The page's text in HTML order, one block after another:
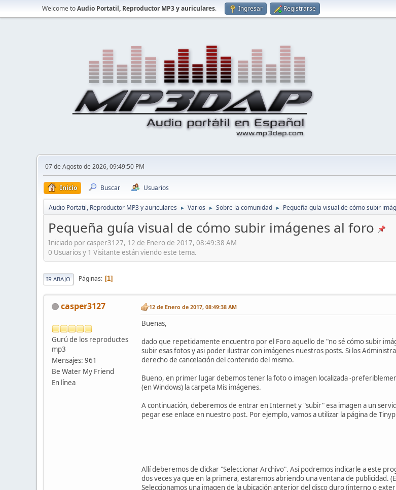
Welcome toAudio Portatil, Reproductor MP3 y auriculares. Ingresar Registrarse
07 de Agosto de 2026, 09:49:50 PM
Inicio Buscar Usuarios
Audio Portatil, Reproductor MP3 y auriculares ► Varios ► Sobre la comunidad ► Pequeña guía visual de cómo subir
Pequeña guía visual de cómo subir imágenes al foro
Iniciado por casper3127, 12 de Enero de 2017, 08:49:38 AM
0 Usuarios y 1 Visitante están viendo este tema.
IR ABAJO Páginas 1
casper3127
Gurú de los reproductes
mp3
Mensajes: 961
Be Water My Friend
En línea
12 de Enero de 2017, 08:49:38 AM
Buenas,
dado que repetidamente encuentro por el Foro aquello de "no sé cómo subir
subir esas fotos y asi poder ilustrar con imágenes nuestros posts. Si los
derecho de cancelación del contenido del mismo.
Bueno, en primer lugar debemos tener la foto o imagen localizada -
(en Windows) la carpeta Mis imágenes.
A continuación, deberemos de entrar en Internet y "subir" esa imagen a un
pegar ese enlace en nuestro post. Por ejemplo, vamos a utilizar la página de
Allí deberemos de clickar "Seleccionar Archivo". Así podremos indicarle a este
dos veces ya que en la primera, estaremos abriendo una ventana de publicidad.
Seleccionamos una imagen de la ubicación anterior del disco duro (interno o